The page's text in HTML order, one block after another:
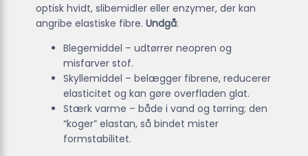
optisk hvidt, slibemidler eller enzymer, der kan
angribe elastiske fibre. Undgå:
Blegemiddel – udtørrer neopren og
misfarver stof.
Skyllemiddel – belægger fibrene, reducerer
elasticitet og kan gøre overfladen glat.
Stærk varme – både i vand og tørring; den
“koger” elastan, så bindet mister
formstabilitet.